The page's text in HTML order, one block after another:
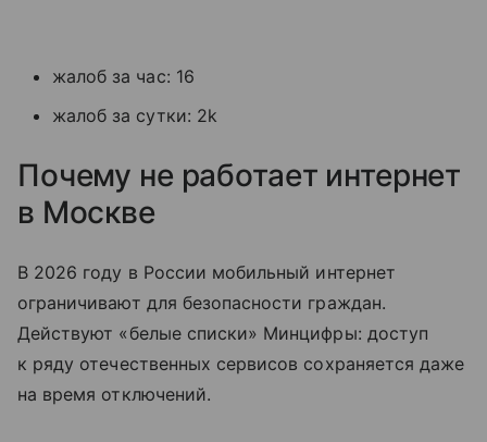
жалоб за час: 16
жалоб за сутки: 2k
Почему не работает интернет
в Москве
В 2026 году в России мобильный интернет
ограничивают для безопасности граждан.
Действуют «белые списки» Минцифры: доступ
к ряду отечественных сервисов сохраняется даже
на время отключений.